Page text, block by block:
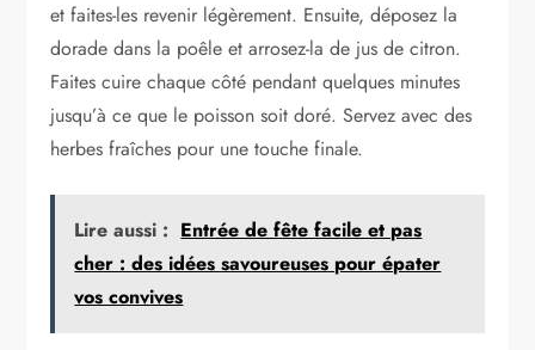
et faites-les revenir légèrement. Ensuite, déposez la
dorade dans la poêle et arrosez-la de jus de citron.
Faites cuire chaque côté pendant quelques minutes
jusqu’à ce que le poisson soit doré. Servez avec des
herbes fraîches pour une touche finale.
Lire aussi : Entrée de fête facile et pas
cher : des idées savoureuses pour épater
vos convives